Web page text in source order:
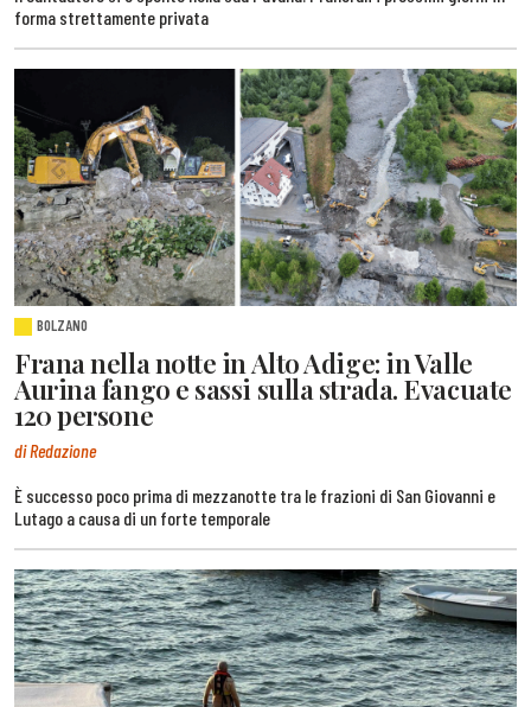
forma strettamente privata
BOLZANO
Frana nella notte in Alto Adige: in Valle
Aurina fango e sassi sulla strada. Evacuate
120 persone
di Redazione
È successo poco prima di mezzanotte tra le frazioni di San Giovanni e
Lutago a causa di un forte temporale